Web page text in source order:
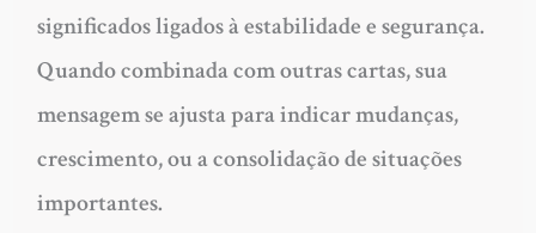
significados ligados à estabilidade e segurança.
Quando combinada com outras cartas, sua
mensagem se ajusta para indicar mudanças,
crescimento, ou a consolidação de situações
importantes.